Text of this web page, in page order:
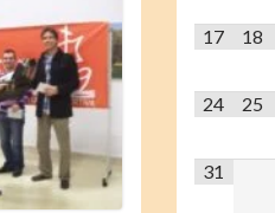
17 18
24 25
31